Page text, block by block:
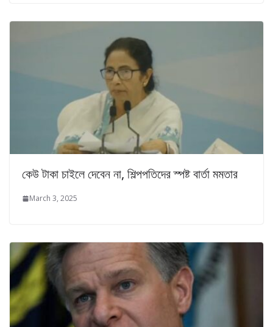
কেউ টাকা চাইলে দেবেন না, শিল্পপতিদের স্পষ্ট বার্তা মমতার
March 3, 2025